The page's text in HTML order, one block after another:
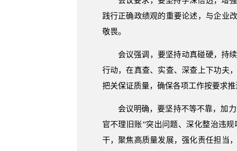
践行正确政绩观的重要论述，与企业
敬畏。
会议强调，要坚持动真碰硬，持
行动，在真查、实查、深查上下功夫
把关保证质量，确保各项工作按要求推
会议明确，要坚持不等不靠，加
官不理旧账”突出问题、深化整治违
干，聚焦高质量发展，强化责任担当